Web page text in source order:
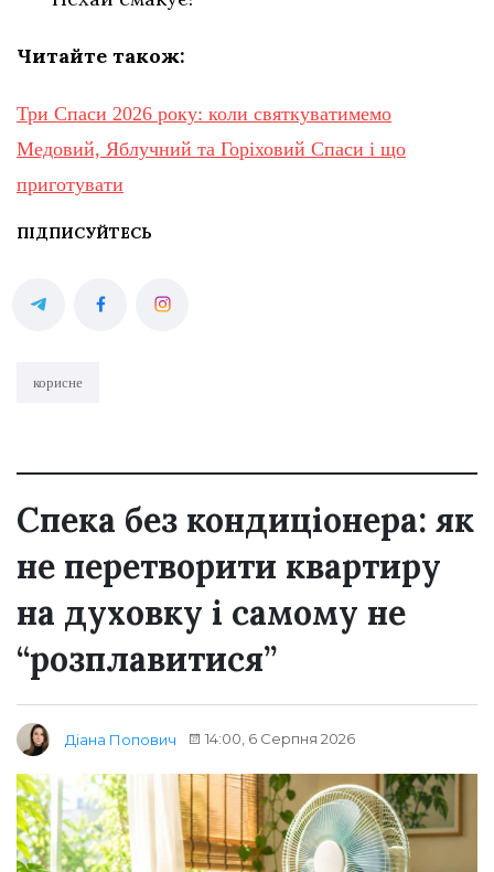
Читайте також:
Три Спаси 2026 року: коли святкуватимемо
Медовий, Яблучний та Горіховий Спаси і що
приготувати
ПІДПИСУЙТЕСЬ
корисне
Спека без кондиціонера: як
не перетворити квартиру
на духовку і самому не
“розплавитися”
Діана Попович 14:00, 6 Серпня 2026